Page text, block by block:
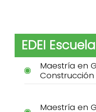
EDEI
Maestría en
Construcción
Maestría en